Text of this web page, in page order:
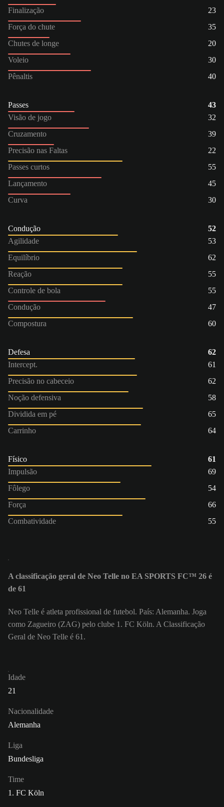
Finalização
23
Força do chute
35
Chutes de longe
20
Voleio
30
Pênaltis
40
Passes
43
Visão de jogo
32
Cruzamento
39
Precisão nas Faltas
22
Passes curtos
55
Lançamento
45
Curva
30
Condução
52
Agilidade
53
Equilíbrio
62
Reação
55
Controle de bola
55
Condução
47
Compostura
60
Defesa
62
Intercept.
61
Precisão no cabeceio
62
Noção defensiva
58
Dividida em pé
65
Carrinho
64
Físico
61
Impulsão
69
Fôlego
54
Força
66
Combatividade
55
A classificação geral de Neo Telle no EA SPORTS FC™ 26 é
de 61
Neo Telle é atleta profissional de futebol. País: Alemanha. Joga
como Zagueiro (ZAG) pelo clube 1. FC Köln. A Classificação
Geral de Neo Telle é 61.
Idade
21
Nacionalidade
Alemanha
Liga
Bundesliga
Time
1. FC Köln